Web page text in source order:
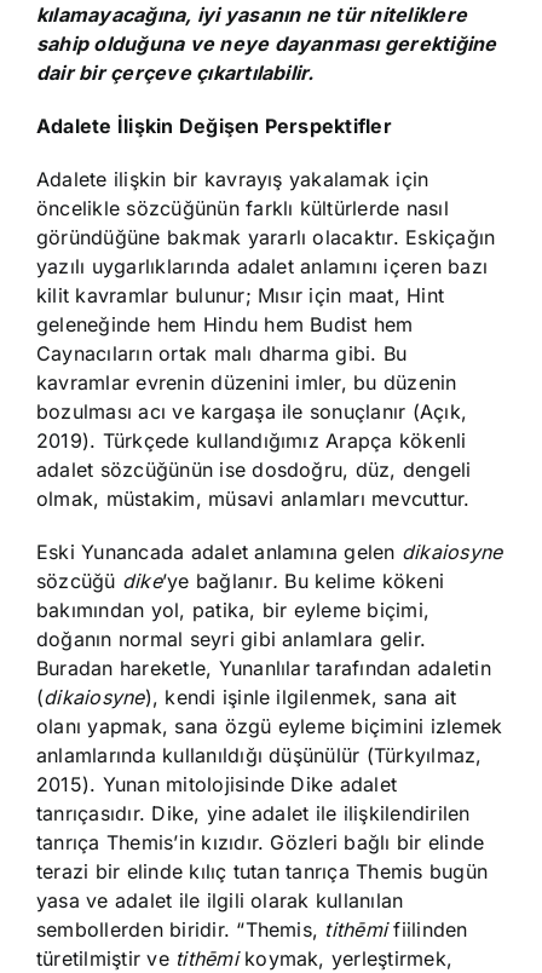
kılamayacağına, iyi yasanın ne tür niteliklere
sahip olduğuna ve neye dayanması gerektiğine
dair bir çerçeve çıkartılabilir.
Adalete İlişkin Değişen Perspektifler
Adalete ilişkin bir kavrayış yakalamak için
öncelikle sözcüğünün farklı kültürlerde nasıl
göründüğüne bakmak yararlı olacaktır. Eskiçağın
yazılı uygarlıklarında adalet anlamını içeren bazı
kilit kavramlar bulunur; Mısır için maat, Hint
geleneğinde hem Hindu hem Budist hem
Caynacıların ortak malı dharma gibi. Bu
kavramlar evrenin düzenini imler, bu düzenin
bozulması acı ve kargaşa ile sonuçlanır (Açık,
2019). Türkçede kullandığımız Arapça kökenli
adalet sözcüğünün ise dosdoğru, düz, dengeli
olmak, müstakim, müsavi anlamları mevcuttur.
Eski Yunancada adalet anlamına gelen dikaiosyne
sözcüğü dike’ye bağlanır. Bu kelime kökeni
bakımından yol, patika, bir eyleme biçimi,
doğanın normal seyri gibi anlamlara gelir.
Buradan hareketle, Yunanlılar tarafından adaletin
(dikaiosyne), kendi işinle ilgilenmek, sana ait
olanı yapmak, sana özgü eyleme biçimini izlemek
anlamlarında kullanıldığı düşünülür (Türkyılmaz,
2015). Yunan mitolojisinde Dike adalet
tanrıçasıdır. Dike, yine adalet ile ilişkilendirilen
tanrıça Themis’in kızıdır. Gözleri bağlı bir elinde
terazi bir elinde kılıç tutan tanrıça Themis bugün
yasa ve adalet ile ilgili olarak kullanılan
sembollerden biridir. “Themis, tithēmifiilinden
türetilmiştir ve tithēmikoymak, yerleştirmek,